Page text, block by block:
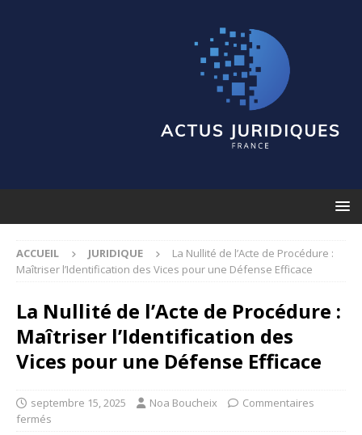
ACCUEIL JURIDIQUE
La Nullité de l’Acte de Procédure :
Maîtriser l’Identification des Vices pour une Défense Efficace
La Nullité de l’Acte de Procédure :
Maîtriser l’Identification des
Vices pour une Défense Efficace
septembre 15, 2025 Noa Boucheix
Commentaires
fermés